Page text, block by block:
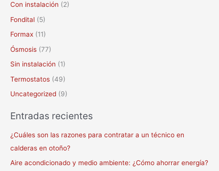
Con instalación (2)
Fondital (5)
Formax (11)
Ósmosis (77)
Sin instalación (1)
Termostatos (49)
Uncategorized (9)
Entradas recientes
¿Cuáles son las razones para contratar a un técnico en
calderas en otoño?
Aire acondicionado y medio ambiente: ¿Cómo ahorrar energía?